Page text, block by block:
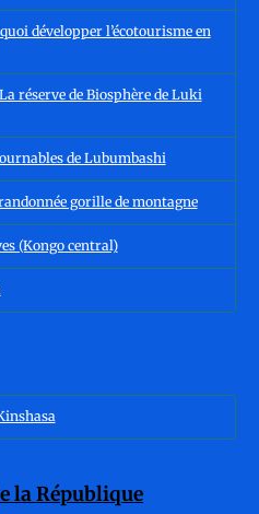
développer l’écotourisme en
réserve de Biosphère de Luki
de Lubumbashi
gorille de montagne
(Kongo central)